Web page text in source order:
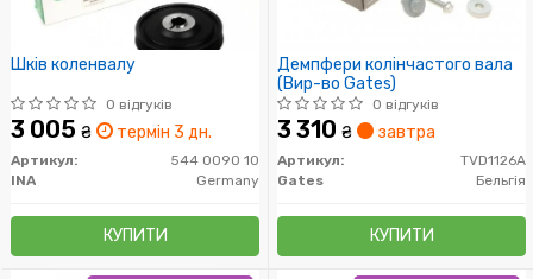
Шків коленвалу
0 відгуків
3 005 ₴ термін 3 дн.
Артикул:
544 0090 10
INA
Germany
КУПИТИ
Демпфери колінчастого вала
(Вир-во Gates)
0 відгуків
3 310 ₴ завтра
Артикул:
TVD1126A
Gates
Бельгія
КУПИТИ